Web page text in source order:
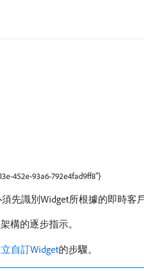
452e-93a6-792e4fad9ff8"}
先識別Widget所根據的即時客
構的逐步指示。
自訂Widget的步驟。